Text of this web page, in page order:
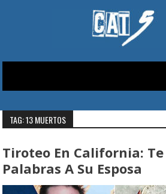
Cat 5
TAG: 13 MUERTOS
Tiroteo En California:
Palabras A Su Esposa